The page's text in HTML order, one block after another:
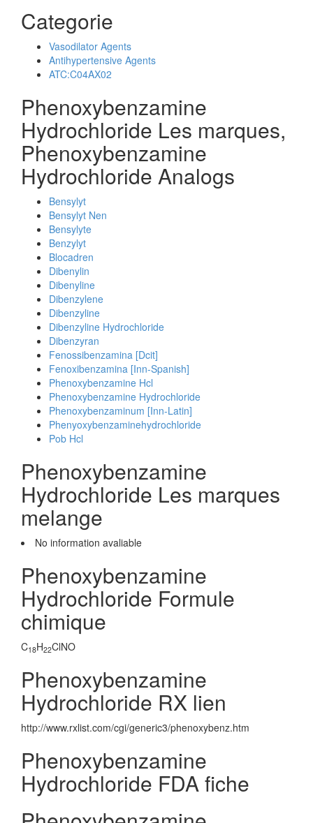
Categorie
Vasodilator Agents
Antihypertensive Agents
ATC:C04AX02
Phenoxybenzamine
Hydrochloride Les marques,
Phenoxybenzamine
Hydrochloride Analogs
Bensylyt
Bensylyt Nen
Bensylyte
Benzylyt
Blocadren
Dibenylin
Dibenyline
Dibenzylene
Dibenzyline
Dibenzyline Hydrochloride
Dibenzyran
Fenossibenzamina [Dcit]
Fenoxibenzamina [Inn-Spanish]
Phenoxybenzamine Hcl
Phenoxybenzamine Hydrochloride
Phenoxybenzaminum [Inn-Latin]
Phenyoxybenzaminehydrochloride
Pob Hcl
Phenoxybenzamine
Hydrochloride Les marques
melange
No information avaliable
Phenoxybenzamine
Hydrochloride Formule
chimique
C18H22ClNO
Phenoxybenzamine
Hydrochloride RX lien
http://www.rxlist.com/cgi/generic3/phenoxybenz.htm
Phenoxybenzamine
Hydrochloride FDA fiche